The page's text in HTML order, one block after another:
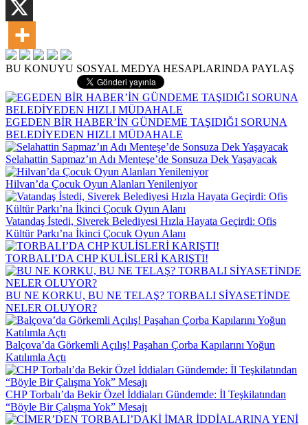
BU KONUYU SOSYAL MEDYA HESAPLARINDA PAYLAŞ
EGEDEN BİR HABER’İN GÜNDEME TAŞIDIĞI SORUNA
BELEDİYEDEN HIZLI MÜDAHALE
Selahattin Sapmaz’ın Adı Menteşe’de Sonsuza Dek Yaşayacak
Hilvan’da Çocuk Oyun Alanları Yenileniyor
Vatandaş İstedi, Siverek Belediyesi Hızla Hayata Geçirdi: Ofis
Kültür Parkı’na İkinci Çocuk Oyun Alanı
TORBALI’DA CHP KULİSLERİ KARIŞTI!
BU NE KORKU, BU NE TELAŞ? TORBALI SİYASETİNDE
NELER OLUYOR?
Balçova’da Görkemli Açılış! Paşahan Çorba Kapılarını Yoğun
Katılımla Açtı
CHP Torbalı’da Bekir Özel İddiaları Gündemde: İl Teşkilatından
“Böyle Bir Çalışma Yok” Mesajı